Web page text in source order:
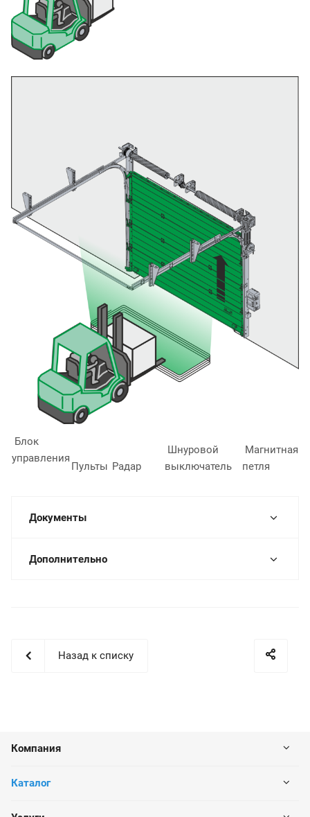
Блок
управления
Пульты Радар
Шнуровой
выключатель
Магнитная
петля
Документы
Дополнительно
Назад к списку
Компания
Каталог